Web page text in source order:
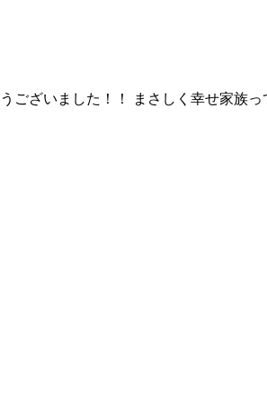
ざいました！！ まさしく幸せ家族